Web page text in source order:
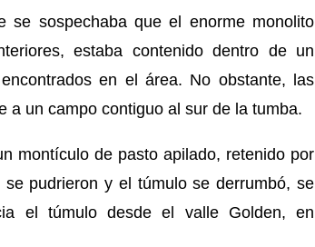
se sospechaba que el enorme monolito
estaba contenido dentro de un
en el área. No obstante, las
a un campo contiguo al sur de la tumba.
montículo de pasto apilado, retenido por
pudrieron y el túmulo se derrumbó, se
el túmulo desde el valle Golden, en